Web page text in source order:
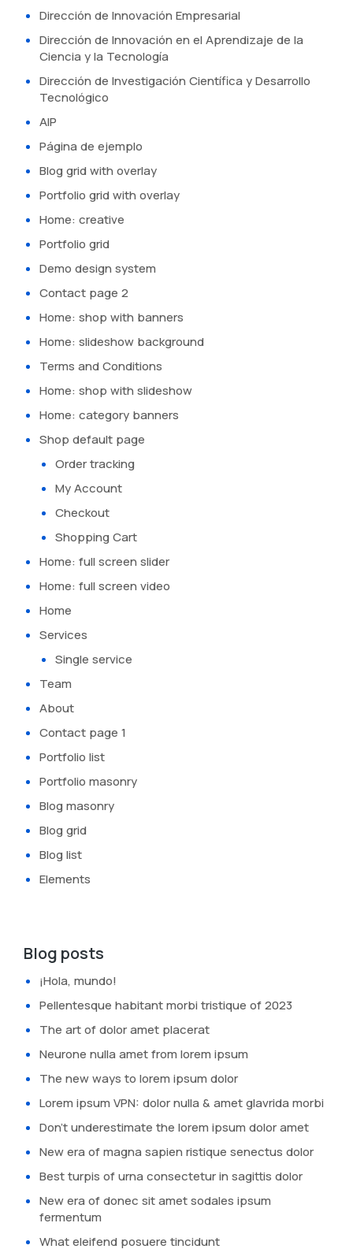
Dirección de Innovación Empresarial
Dirección de Innovación en el Aprendizaje de la
Ciencia y la Tecnología
Dirección de Investigación Científica y Desarrollo
Tecnológico
AIP
Página de ejemplo
Blog grid with overlay
Portfolio grid with overlay
Home: creative
Portfolio grid
Demo design system
Contact page 2
Home: shop with banners
Home: slideshow background
Terms and Conditions
Home: shop with slideshow
Home: category banners
Shop default page
Order tracking
My Account
Checkout
Shopping Cart
Home: full screen slider
Home: full screen video
Home
Services
Single service
Team
About
Contact page 1
Portfolio list
Portfolio masonry
Blog masonry
Blog grid
Blog list
Elements
Blog posts
¡Hola, mundo!
Pellentesque habitant morbi tristique of 2023
The art of dolor amet placerat
Neurone nulla amet from lorem ipsum
The new ways to lorem ipsum dolor
Lorem ipsum VPN: dolor nulla & amet glavrida morbi
Don’t underestimate the lorem ipsum dolor amet
New era of magna sapien ristique senectus dolor
Best turpis of urna consectetur in sagittis dolor
New era of donec sit amet sodales ipsum
fermentum
What eleifend posuere tincidunt